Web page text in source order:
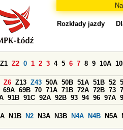
Rozkłady jazdy
Z1 Z2 0 1 2 3 4 5 6 7 8 9 10A
Z6 Z13 Z43 50A 50B 51A 51B 52
69A 69B 70 71A 71B 72A 72B 73
91B 91C 92A 92B 93 94 96 97A
N1B N2 N3A N3B N4A N4B N5A